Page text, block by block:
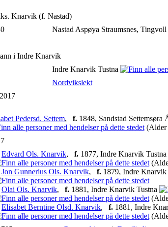
Knarvik (f. Nastad)
Nastad Aspøya Straumsnes, Tingvoll
i Indre Knarvik
Indre Knarvik Tustna
Nordvikslekt
Pedersd. Settem, f. 1848, Sandstad Settemsøra
(Alder
Edvard Ols. Knarvik, f. 1877, Indre Knarvik Tustna
Jon Gunnerius Ols. Knarvik, f. 1879, Indre Knarvik
Olai Ols. Knarvik, f. 1881, Indre Knarvik Tustna
Elisabet Berntine Olsd. Knarvik, f. 1881, Indre